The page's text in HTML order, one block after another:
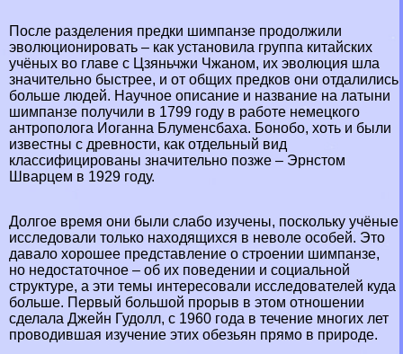
После разделения предки шимпанзе продолжили
эволюционировать – как установила группа китайских
учёных во главе с Цзяньчжи Чжаном, их эволюция шла
значительно быстрее, и от общих предков они отдалились
больше людей. Научное описание и название на латыни
шимпанзе получили в 1799 году в работе немецкого
антрополога Иоганна Блуменсбаха. Бонобо, хоть и были
известны с древности, как отдельный вид
классифицированы значительно позже – Эрнстом
Шварцем в 1929 году.
Долгое время они были слабо изучены, поскольку учёные
исследовали только находящихся в неволе особей. Это
давало хорошее представление о строении шимпанзе,
но недостаточное – об их поведении и социальной
структуре, а эти темы интересовали исследователей куда
больше. Первый большой прорыв в этом отношении
сделала Джейн Гудолл, с 1960 года в течение многих лет
проводившая изучение этих обезьян прямо в природе.